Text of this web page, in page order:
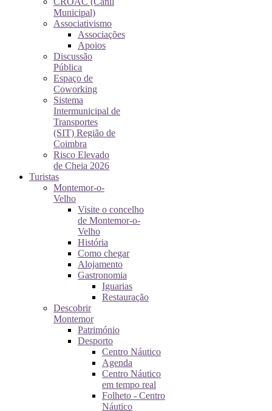
Municipal)
Associativismo
Associações
Apoios
Discussão
Pública
Espaço de
Coworking
Sistema
Intermunicipal de
Transportes
(SIT) Região de
Coimbra
Risco Elevado
de Cheia 2026
Turistas
Montemor-o-
Velho
Visite o concelho
de Montemor-o-
Velho
História
Como chegar
Alojamento
Gastronomia
Iguarias
Restauração
Descobrir
Montemor
Património
Desporto
Centro Náutico
Agenda
Centro Náutico
em tempo real
Folheto - Centro
Náutico